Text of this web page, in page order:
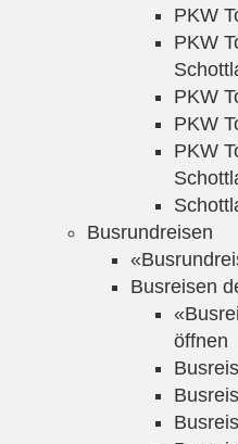
PKW
PKW
PKW
PKW
PKW
Busrundreisen
Busreisen
öffnen